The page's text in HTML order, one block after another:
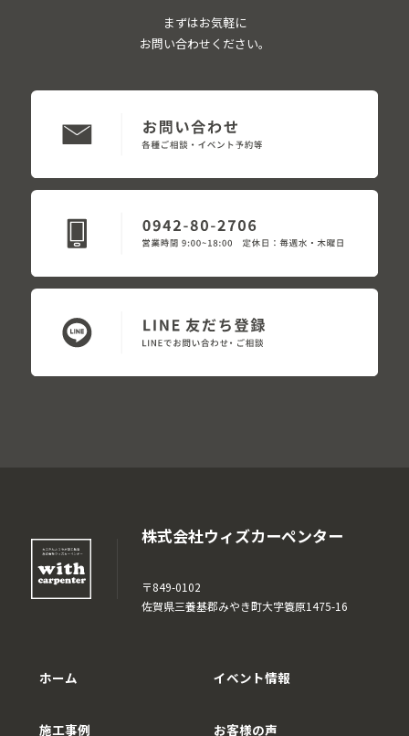
まずはお気軽に
お問い合わせください。
株式会社ウィズカーペンター
〒849-0102
佐賀県三養基郡みやき町大字簑原1475-16
ホーム
施工事例
イベント情報
お客様の声